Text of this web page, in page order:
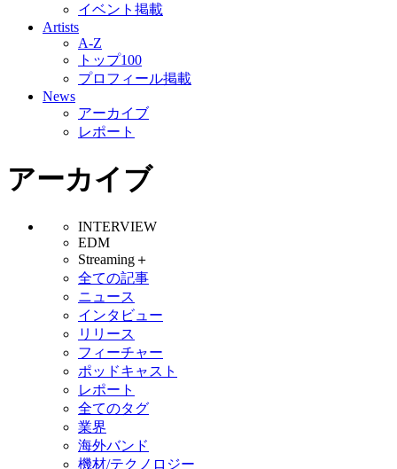
イベント掲載
Artists
A-Z
トップ100
プロフィール掲載
News
アーカイブ
レポート
アーカイブ
INTERVIEW
EDM
Streaming＋
全ての記事
ニュース
インタビュー
リリース
フィーチャー
ポッドキャスト
レポート
全てのタグ
業界
海外バンド
機材/テクノロジー